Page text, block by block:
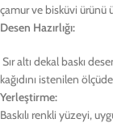
çamur ve bisküvi ürünü
Desen Hazırlığı:
Sır altı dekal baskı
kağıdını istenilen
Yerleştirme:
Baskılı renkli yüzeyi,